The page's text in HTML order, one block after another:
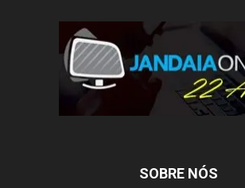
SOBRE NÓS